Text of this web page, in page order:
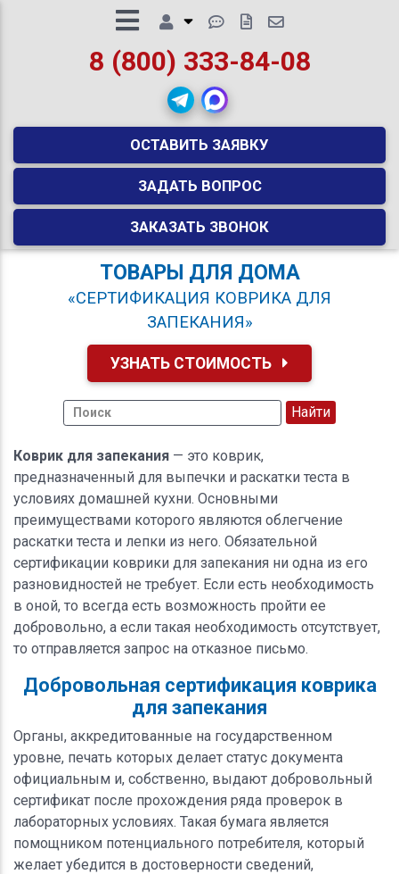
8 (800) 333-84-08
ОСТАВИТЬ ЗАЯВКУ
ЗАДАТЬ ВОПРОС
ЗАКАЗАТЬ ЗВОНОК
ТОВАРЫ ДЛЯ ДОМА
«СЕРТИФИКАЦИЯ КОВРИКА ДЛЯ
ЗАПЕКАНИЯ»
УЗНАТЬ СТОИМОСТЬ
Коврик для запекания — это коврик,
предназначенный для выпечки и раскатки теста в
условиях домашней кухни. Основными
преимуществами которого являются облегчение
раскатки теста и лепки из него. Обязательной
сертификации коврики для запекания ни одна из его
разновидностей не требует. Если есть необходимость
в оной, то всегда есть возможность пройти ее
добровольно, а если такая необходимость отсутствует,
то отправляется запрос на отказное письмо.
Добровольная сертификация коврика
для запекания
Органы, аккредитованные на государственном
уровне, печать которых делает статус документа
официальным и, собственно, выдают добровольный
сертификат после прохождения ряда проверок в
лабораторных условиях. Такая бумага является
помощником потенциального потребителя, который
желает убедится в достоверности сведений,